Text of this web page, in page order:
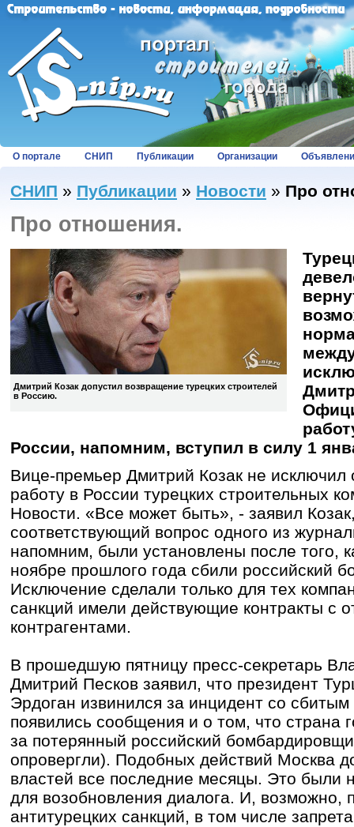
О портале СНИП Публикации Организации
СНИП » Публикации » Новости » Про
Про отношения.
Дмитрий Козак допустил возвращение турецких строителей
в Россию.
России, напомним, вступил в силу 1
Вице-премьер Дмитрий Козак не исключил
работу в России турецких строительных
Новости. «Все может быть», - заявил
соответствующий вопрос одного из
напомним, были установлены после того,
ноябре прошлого года сбили российский
Исключение сделали только для тех
санкций имели действующие контракты с
контрагентами.
В прошедшую пятницу пресс-секретарь
Дмитрий Песков заявил, что президент
Эрдоган извинился за инцидент со
появились сообщения и о том, что страна
за потерянный российский
опровергли). Подобных действий Москва
властей все последние месяцы. Это были
для возобновления диалога. И, возможно,
антитурецких санкций, в том числе